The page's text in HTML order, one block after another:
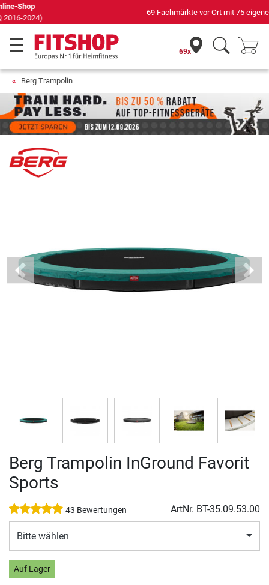
69 Fachmärkte vor Ort mit 75 eigenen Servicetechnikern
69x
Berg Trampolin
Previous Next
Berg Trampolin InGround Favorit
Sports
43 Bewertungen ArtNr. BT-35.09.53.00
Bitte wählen
Auf Lager